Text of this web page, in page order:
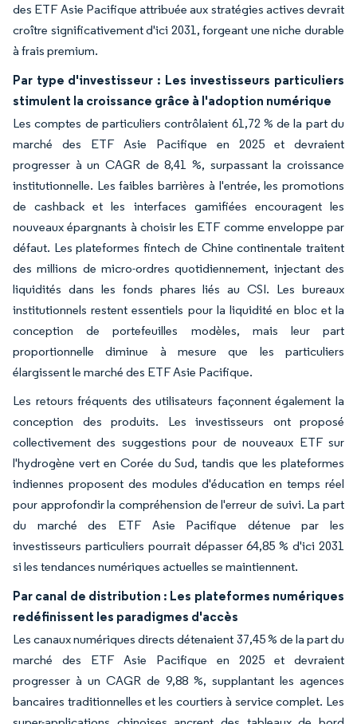
des ETF Asie Pacifique attribuée aux stratégies actives devrait
croître significativement d'ici 2031, forgeant une niche durable
à frais premium.
Par type d'investisseur : Les investisseurs particuliers
stimulent la croissance grâce à l'adoption numérique
Les comptes de particuliers contrôlaient 61,72 % de la part du
marché des ETF Asie Pacifique en 2025 et devraient
progresser à un CAGR de 8,41 %, surpassant la croissance
institutionnelle. Les faibles barrières à l'entrée, les promotions
de cashback et les interfaces gamifiées encouragent les
nouveaux épargnants à choisir les ETF comme enveloppe par
défaut. Les plateformes fintech de Chine continentale traitent
des millions de micro-ordres quotidiennement, injectant des
liquidités dans les fonds phares liés au CSI. Les bureaux
institutionnels restent essentiels pour la liquidité en bloc et la
conception de portefeuilles modèles, mais leur part
proportionnelle diminue à mesure que les particuliers
élargissent le marché des ETF Asie Pacifique.
Les retours fréquents des utilisateurs façonnent également la
conception des produits. Les investisseurs ont proposé
collectivement des suggestions pour de nouveaux ETF sur
l'hydrogène vert en Corée du Sud, tandis que les plateformes
indiennes proposent des modules d'éducation en temps réel
pour approfondir la compréhension de l'erreur de suivi. La part
du marché des ETF Asie Pacifique détenue par les
investisseurs particuliers pourrait dépasser 64,85 % d'ici 2031
si les tendances numériques actuelles se maintiennent.
Par canal de distribution : Les plateformes numériques
redéfinissent les paradigmes d'accès
Les canaux numériques directs détenaient 37,45 % de la part du
marché des ETF Asie Pacifique en 2025 et devraient
progresser à un CAGR de 9,88 %, supplantant les agences
bancaires traditionnelles et les courtiers à service complet. Les